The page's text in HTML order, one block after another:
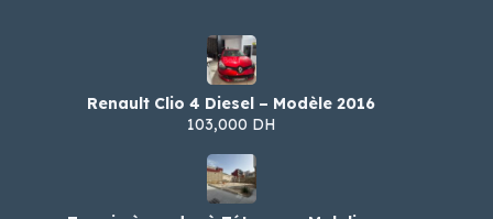
Renault Clio 4 Diesel – Modèle 2016
103,000 DH